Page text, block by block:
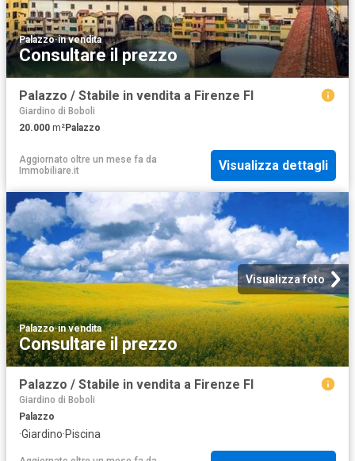
Palazzo·in vendita
Consultare il prezzo
Palazzo / Stabile in vendita a Firenze FI
Giardino di Boboli
20.000 m²Palazzo
Aggiornato oltre un mese fa da
Immobiliare.it
Visualizza dettagli
Visualizza foto
Palazzo·in vendita
Consultare il prezzo
Palazzo / Stabile in vendita a Firenze FI
Giardino di Boboli
Palazzo
·Giardino·Piscina